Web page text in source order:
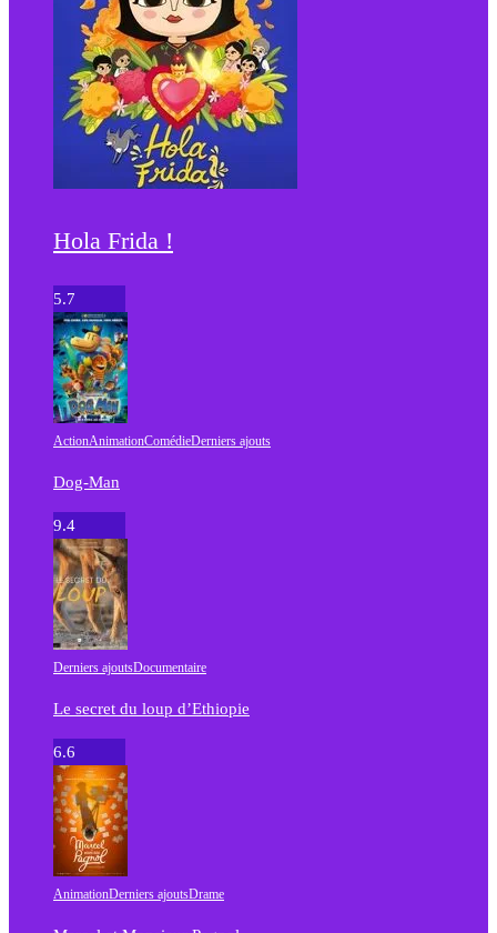
Hola Frida !
5.7
ActionAnimationComédieDerniers ajouts
Dog-Man
9.4
Derniers ajoutsDocumentaire
Le secret du loup d’Ethiopie
6.6
AnimationDerniers ajoutsDrame